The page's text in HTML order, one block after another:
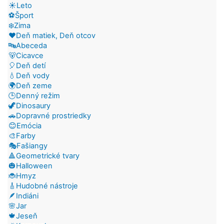
☀️Leto
⚽Šport
❄️Zima
❤️Deň matiek, Deň otcov
🔤Abeceda
🐻Cicavce
🎈Deň detí
💧Deň vody
🌍Deň zeme
🕒Denný režim
🦖Dinosaury
🚗Dopravné prostriedky
😊Emócia
🎨Farby
🎭Fašiangy
🔺Geometrické tvary
🎃Halloween
🐞Hmyz
🎸Hudobné nástroje
🪶Indiáni
🌸Jar
🍁Jeseň